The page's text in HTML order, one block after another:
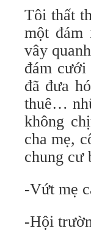
Tôi thất
một đám
vây
đám
đã đưa
thuê…
không
cha mẹ,
chung cư
-Vứt mẹ
-Hội